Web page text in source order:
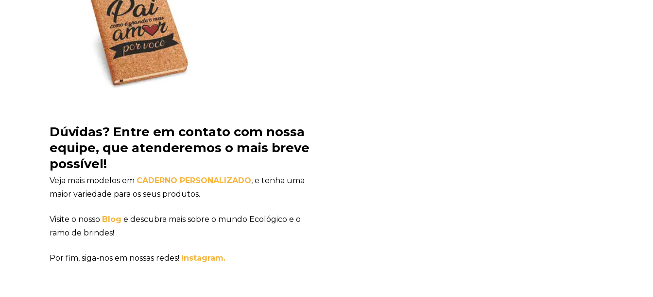
Dúvidas? Entre em contato com nossa
equipe, que atenderemos o mais breve
possível!
Veja mais modelos em CADERNO PERSONALIZADO, e tenha uma
maior variedade para os seus produtos.
Visite o nosso Blog e descubra mais sobre o mundo Ecológico e o
ramo de brindes!
Por fim, siga-nos em nossas redes! Instagram.